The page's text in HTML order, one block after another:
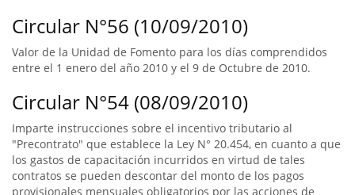
Circular N°56 (10/09/2010)
Valor de la Unidad de Fomento para los días comprendidos
entre el 1 enero del año 2010 y el 9 de Octubre de 2010.
Circular N°54 (08/09/2010)
Imparte instrucciones sobre el incentivo tributario al
"Precontrato" que establece la Ley N° 20.454, en cuanto a que
los gastos de capacitación incurridos en virtud de tales
contratos se pueden descontar del monto de los pagos
provisionales mensuales obligatorios por las acciones de